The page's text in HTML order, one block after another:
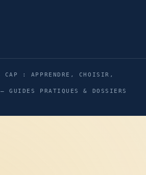
CAP : APPRENDRE, CHOISIR,
PRATIQUES & DOSSIERS